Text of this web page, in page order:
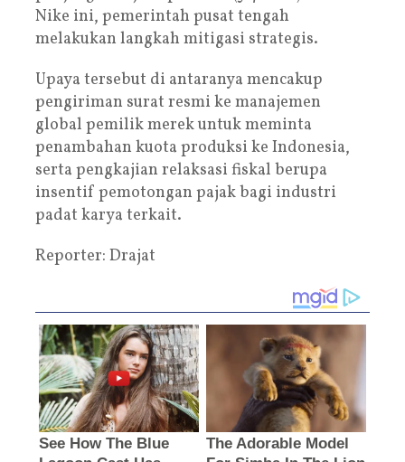
Nike ini, pemerintah pusat tengah
melakukan langkah mitigasi strategis.
Upaya tersebut di antaranya mencakup
pengiriman surat resmi ke manajemen
global pemilik merek untuk meminta
penambahan kuota produksi ke Indonesia,
serta pengkajian relaksasi fiskal berupa
insentif pemotongan pajak bagi industri
padat karya terkait.
Reporter: Drajat